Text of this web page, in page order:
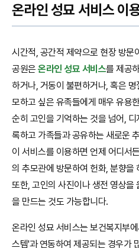
온라인 성묘 서비스 이
시간적, 공간적 제약으로 현장 방문
공원은온라인 성묘 서비스를 제공
하거나, 거동이 불편하거나, 혹은
모하고 싶은 유족들에게 매우 유용
순히 고인을 기억하는 것을 넘어,
록하고 가족들과 공유하는 새로운
이 서비스를 이용하면 언제 어디서
의 추모관에 방문하여 헌화, 분향을
또한, 고인의 사진이나 생전 영상을
을 만드는 것도 가능합니다.
온라인 성묘 서비스는 보건복지부
스템'과 연동하여 제공되는 경우가